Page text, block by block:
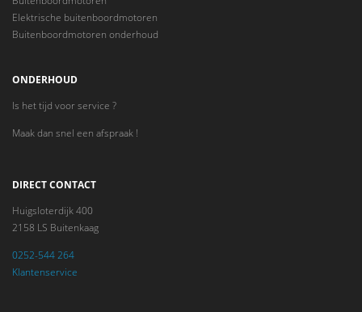
Elektrische buitenboordmotoren
Buitenboordmotoren onderhoud
ONDERHOUD
Is het tijd voor service ?
Maak dan snel een afspraak !
DIRECT CONTACT
Huigsloterdijk 400
2158 LS Buitenkaag
0252-544 264
Klantenservice